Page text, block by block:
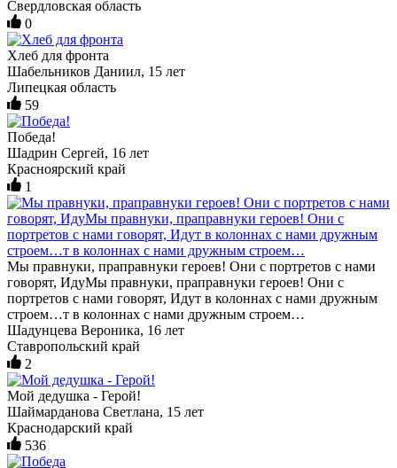
Свердловская область
0
Хлеб для фронта
Шабельников Даниил, 15 лет
Липецкая область
59
Победа!
Шадрин Сергей, 16 лет
Красноярский край
1
Мы правнуки, праправнуки героев! Они с портретов с нами
говорят, ИдуМы правнуки, праправнуки героев! Они с
портретов с нами говорят, Идут в колоннах с нами дружным
строем…т в колоннах с нами дружным строем…
Шадунцева Вероника, 16 лет
Ставропольский край
2
Мой дедушка - Герой!
Шаймарданова Светлана, 15 лет
Краснодарский край
536